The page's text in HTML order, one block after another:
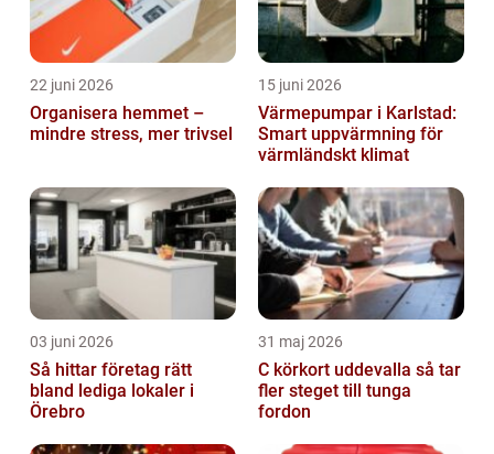
22 juni 2026
Organisera hemmet –
mindre stress, mer trivsel
15 juni 2026
Värmepumpar i Karlstad:
Smart uppvärmning för
värmländskt klimat
03 juni 2026
Så hittar företag rätt
bland lediga lokaler i
Örebro
31 maj 2026
C körkort uddevalla så tar
fler steget till tunga
fordon